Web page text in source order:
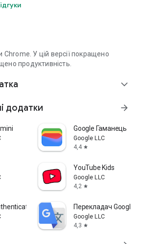
У цій версії покращено
продуктивність.
expand_more
додатки arrow_forward
Google Гаманець
Google LLC
4,4 star
YouTube Kids
Google LLC
4,2 star
Перекладач Google
Google LLC
4,3 star